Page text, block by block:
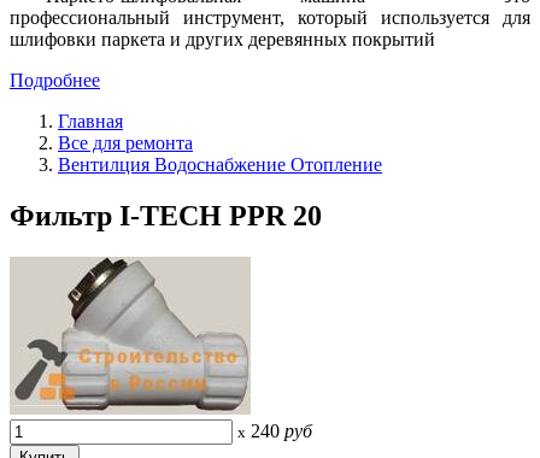
профессиональный инструмент, который используется для
шлифовки паркета и других деревянных покрытий
Подробнее
Главная
Все для ремонта
Вентилция Водоснабжение Отопление
Фильтр I-TECH PPR 20
x 240 руб